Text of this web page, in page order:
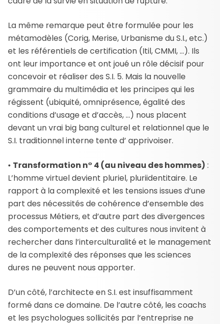
La même remarque peut être formulée pour les
métamodèles (Corig, Merise, Urbanisme du S.I., etc.)
et les référentiels de certification (Itil, CMMI, …). Ils
ont leur importance et ont joué un rôle décisif pour
concevoir et réaliser des S.I. 5. Mais la nouvelle
grammaire du multimédia et les principes qui les
régissent (ubiquité, omniprésence, égalité des
conditions d’usage et d’accès, …) nous placent
devant un vrai big bang culturel et relationnel que le
S.I. traditionnel interne tente d’ apprivoiser.
• Transformation n° 4 (au niveau des hommes) :
L’homme virtuel devient pluriel, pluriidentitaire. Le
rapport à la complexité et les tensions issues d’une
part des nécessités de cohérence d’ensemble des
processus Métiers, et d’autre part des divergences
des comportements et des cultures nous invitent à
rechercher dans l’interculturalité et le management
de la complexité des réponses que les sciences
dures ne peuvent nous apporter.
D’un côté, l’architecte en S.I. est insuffisamment
formé dans ce domaine. De l’autre côté, les coachs
et les psychologues sollicités par l’entreprise ne